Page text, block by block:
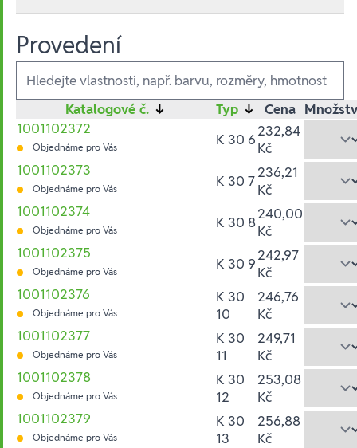
Provedení
Ausführungen
Katalogové č. ↓ Typ ↓ Cena
1001102372
Objednáme pro Vás K 30 6232,84
Kč
1001102373
Objednáme pro Vás K 30 7236,21
Kč
1001102374
Objednáme pro Vás K 30 8240,00
Kč
1001102375
Objednáme pro Vás K 30 9242,97
Kč
1001102376
Objednáme pro Vás
K 30
10
246,76
Kč
1001102377
Objednáme pro Vás
K 30
11
249,71
Kč
1001102378
Objednáme pro Vás
K 30
12
253,08
Kč
1001102379
Objednáme pro Vás
K 30
13
256,88
Kč